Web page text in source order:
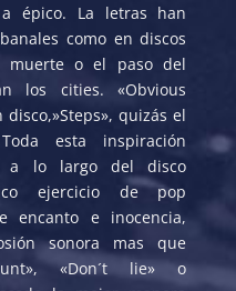
épico. La letras han
como en discos
muerte o el paso del
los cities. «Obvious
quizás el
esta inspiración
a lo largo del disco
ejercicio de pop
encanto e inocencia,
sonora mas que
«Don´t lie» o